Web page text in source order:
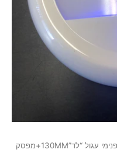
/ פנימי עגול “לד”130MM+מפסק